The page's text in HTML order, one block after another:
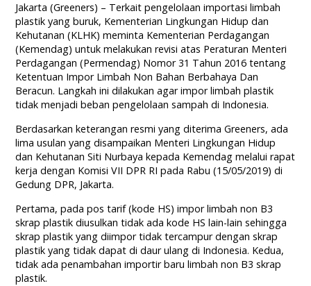
Jakarta (Greeners) – Terkait pengelolaan importasi limbah
plastik yang buruk, Kementerian Lingkungan Hidup dan
Kehutanan (KLHK) meminta Kementerian Perdagangan
(Kemendag) untuk melakukan revisi atas Peraturan Menteri
Perdagangan (Permendag) Nomor 31 Tahun 2016 tentang
Ketentuan Impor Limbah Non Bahan Berbahaya Dan
Beracun. Langkah ini dilakukan agar impor limbah plastik
tidak menjadi beban pengelolaan sampah di Indonesia.
Berdasarkan keterangan resmi yang diterima Greeners, ada
lima usulan yang disampaikan Menteri Lingkungan Hidup
dan Kehutanan Siti Nurbaya kepada Kemendag melalui rapat
kerja dengan Komisi VII DPR RI pada Rabu (15/05/2019) di
Gedung DPR, Jakarta.
Pertama, pada pos tarif (kode HS) impor limbah non B3
skrap plastik diusulkan tidak ada kode HS lain-lain sehingga
skrap plastik yang diimpor tidak tercampur dengan skrap
plastik yang tidak dapat di daur ulang di Indonesia. Kedua,
tidak ada penambahan importir baru limbah non B3 skrap
plastik.